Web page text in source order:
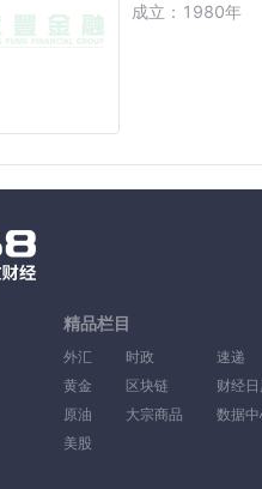
成立： 1980年
精品栏目
外汇 时政
速
黄金
区块链
财经
原油
大宗商品
数据
美股